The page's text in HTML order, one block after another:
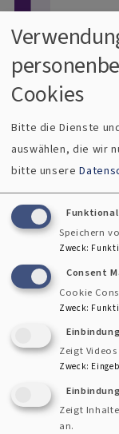
Direkt zum
Dekanat
Evangelisch im
Breadcrumb
Startseite
Cookies
Bitte die Dienste
auswählen, die wir
bitte unsere
Funktional
Speichern
Zweck:
Consent
Cookie
Zweck:
Zeigt
Zweck:
Zeigt
an.